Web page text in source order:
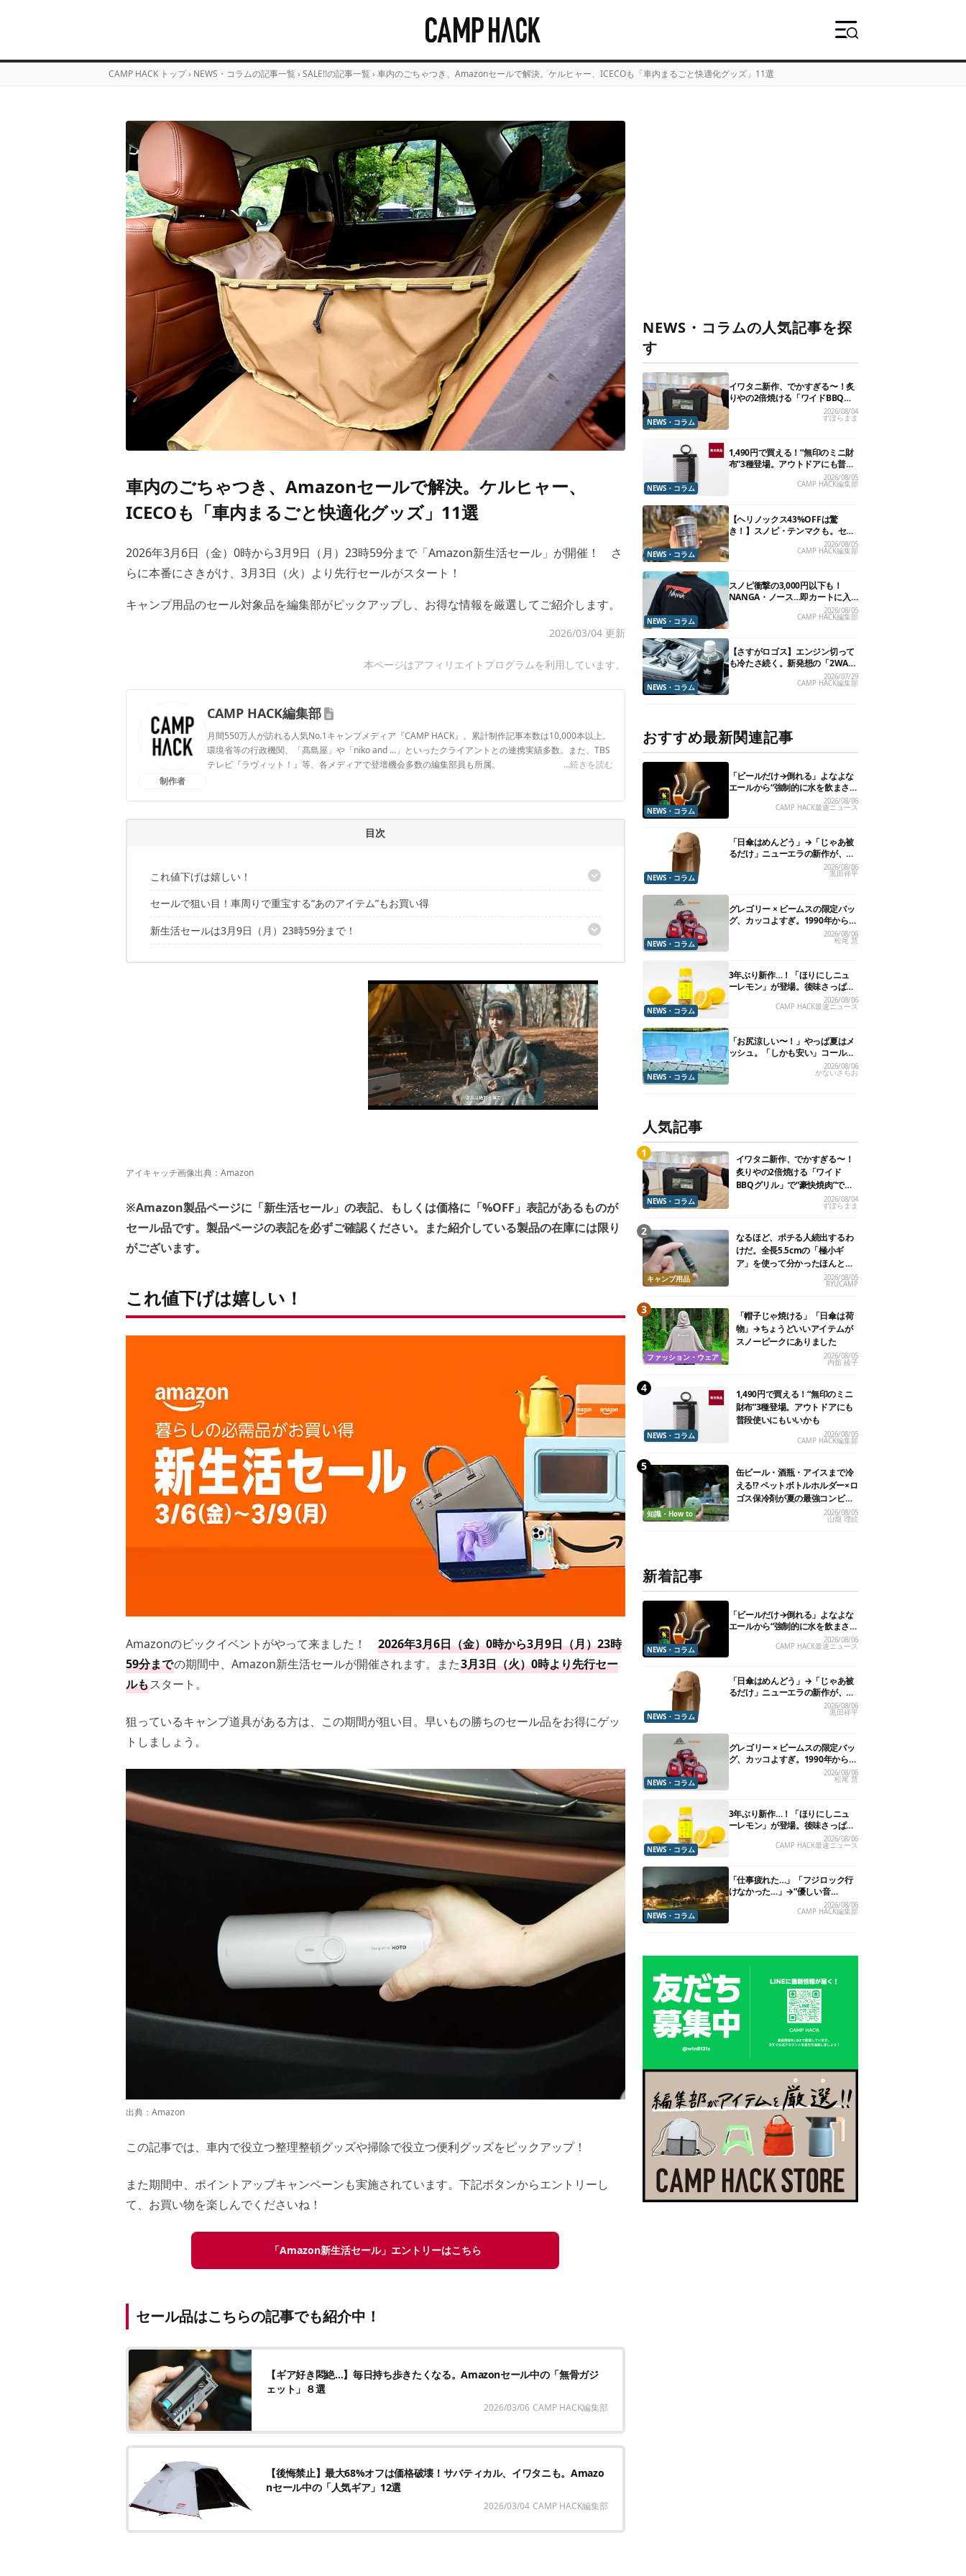
CAMP HACK トップ › NEWS・コラムの記事一覧 › SALE!!の記事一覧 › 車内のごちゃつき、Amazonセールで解決。ケルヒャー、ICECOも「車内まるごと快適化グッズ」11選
車内のごちゃつき、Amazonセールで解決。ケルヒャー、
ICECOも「車内まるごと快適化グッズ」11選
2026年3月6日（金）0時から3月9日（月）23時59分まで「Amazon新生活セール」が開催！ さ
らに本番にさきがけ、3月3日（火）より先行セールがスタート！
キャンプ用品のセール対象品を編集部がピックアップし、お得な情報を厳選してご紹介します。
2026/03/04 更新
本ページはアフィリエイトプログラムを利用しています。
制作者
CAMP HACK編集部
月間550万人が訪れる人気No.1キャンプメディア『CAMP HACK』。累計制作記事本数は10,000本以上。
環境省等の行政機関、「髙島屋」や「niko and ...」といったクライアントとの連携実績多数。また、TBS
テレビ『ラヴィット！』等、各メディアで登壇機会多数の編集部員も所属。
...続きを読む
目次
これ値下げは嬉しい！
セール品はこちらの記事でも紹介中！
セールで狙い目！車周りで重宝する“あのアイテム”もお買い得
新生活セールは3月9日（月）23時59分まで！
セール品はこちらの記事でも紹介中！
アイキャッチ画像出典： Amazon
※Amazon製品ページに「新生活セール」の表記、もしくは価格に「%OFF」表記があるものが
セール品です。製品ページの表記を必ずご確認ください。また紹介している製品の在庫には限り
がございます。
これ値下げは嬉しい！
Amazonのビックイベントがやって来ました！ 2026年3月6日（金）0時から3月9日（月）23時
59分までの期間中、Amazon新生活セールが開催されます。また3月3日（火）0時より先行セー
ルもスタート。
狙っているキャンプ道具がある方は、この期間が狙い目。早いもの勝ちのセール品をお得にゲッ
トしましょう。
出典： Amazon
この記事では、車内で役立つ整理整頓グッズや掃除で役立つ便利グッズをピックアップ！
また期間中、ポイントアップキャンペーンも実施されています。下記ボタンからエントリーし
て、お買い物を楽しんでくださいね！
「Amazon新生活セール」エントリーはこちら
セール品はこちらの記事でも紹介中！
【ギア好き悶絶…】毎日持ち歩きたくなる。Amazonセール中の「無骨ガジ
ェット」８選
2026/03/06 CAMP HACK編集部
【後悔禁止】最大68%オフは価格破壊！サバティカル、イワタニも。Amazo
nセール中の「人気ギア」12選
2026/03/04 CAMP HACK編集部
NEWS・コラムの人気記事を探
す
NEWS・コラム
イワタニ新作、でかすぎる〜！炙
りやの2倍焼ける「ワイドBBQグ
リル」で“豪快焼肉”できるよ【再
販開始】
2026/08/04
ずぼらまま
NEWS・コラム
1,490円で買える！“無印のミニ財
布”3種登場。アウトドアにも普段
2026/08/05
CAMP HACK編集部
NEWS・コラム
【ヘリノックス43%OFFは驚
き！】スノピ・テンマクも。セー
ル中の「見逃せないキャンプ道
具」12選
2026/08/05
CAMP HACK編集部
NEWS・コラム
スノピ衝撃の3,000円以下も！
NANGA・ノース…即カートに入
れたいアウトドアな「値下げ夏
2026/08/05
CAMP HACK編集部
NEWS・コラム
【さすがロゴス】エンジン切って
も冷たさ続く。新発想の「2WAY
仕様ボトルホルダー」が頼りにな
ります
2026/07/29
CAMP HACK編集部
おすすめ最新関連記事
NEWS・コラム
「ビールだけ→倒れる」よなよな
エールから“強制的に水を飲まさ
2026/08/06
CAMP HACK最速ニュース
NEWS・コラム
「日傘はめんどう」→「じゃあ被
るだけ」ニューエラの新作が、真
2026/08/06
黒田祥平
NEWS・コラム
グレゴリー × ビームスの限定バッ
グ、カッコよすぎ。1990年から“3
年のみ使用”されていた、紫タグ
2026/08/06
松尾 慧
NEWS・コラム
3年ぶり新作…！「ほりにしニュ
ーレモン」が登場。後味さっぱり
の万能スパイス！【8月21日発
2026/08/06
CAMP HACK最速ニュース
NEWS・コラム
「お尻涼しい〜！」やっぱ夏はメ
ッシュ。「しかも安い」コールマ
ン今年の新作は、カラーもさわや
かです
2026/08/06
かないさちお
人気記事
NEWS・コラム
イワタニ新作、でかすぎる〜！
炙りやの2倍焼ける「ワイド
BBQグリル」で“豪快焼肉”でき
2026/08/04
ずぼらまま
キャンプ用品
なるほど、ポチる人続出するわ
けだ。全長5.5cmの「極小ギ
ア」を使って分かったほんとの
2026/08/05
RYUCAMP
ファッション・ウェア
「帽子じゃ焼ける」「日傘は荷
物」→ちょうどいいアイテムが
スノーピークにありました
2026/08/05
内舘 綾子
NEWS・コラム
1,490円で買える！“無印のミニ
財布”3種登場。アウトドアにも
普段使いにもいいかも
2026/08/05
CAMP HACK編集部
知識・How to
缶ビール・酒瓶・アイスまで冷
える!? ペットボトルホルダー×ロ
ゴス保冷剤が夏の最強コンビだ
2026/08/05
山畑 理絵
新着記事
NEWS・コラム
「ビールだけ→倒れる」よなよな
エールから“強制的に水を飲まさ
2026/08/06
CAMP HACK最速ニュース
NEWS・コラム
「日傘はめんどう」→「じゃあ被
るだけ」ニューエラの新作が、真
2026/08/06
黒田祥平
NEWS・コラム
グレゴリー × ビームスの限定バッ
グ、カッコよすぎ。1990年から“3
年のみ使用”されていた、紫タグ
2026/08/06
松尾 慧
NEWS・コラム
3年ぶり新作…！「ほりにしニュ
ーレモン」が登場。後味さっぱり
の万能スパイス！【8月21日発
2026/08/06
CAMP HACK最速ニュース
NEWS・コラム
「仕事疲れた…」「フジロック行
けなかった…」→“優しい音
楽”と“大きな自然”で治癒。まだ間
2026/08/06
CAMP HACK編集部